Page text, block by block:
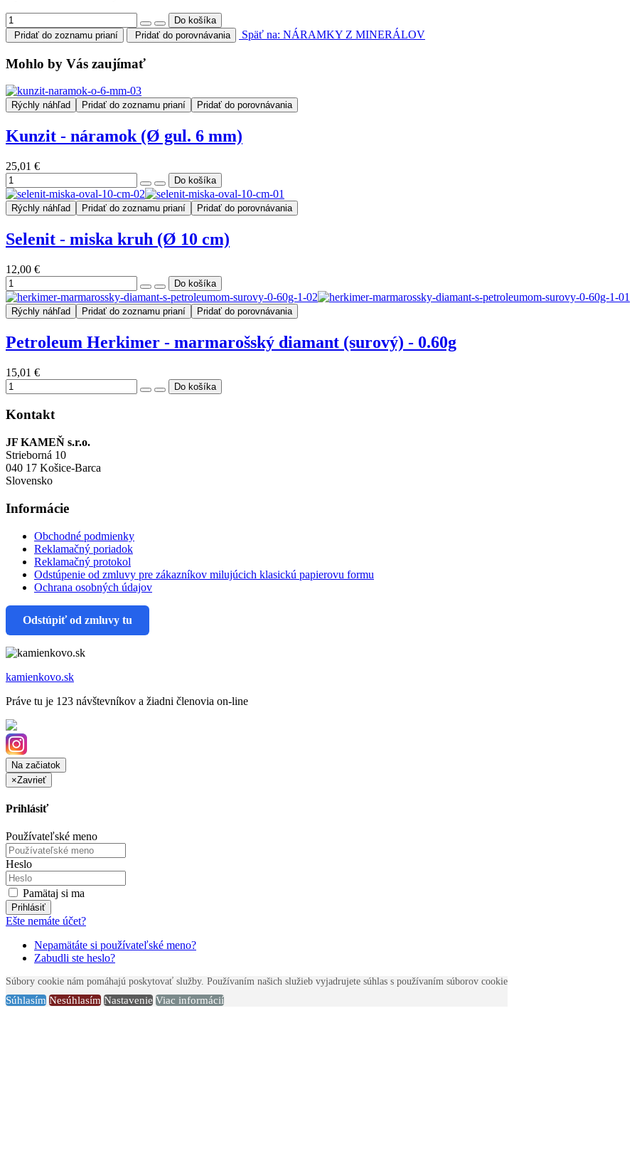
Pridať do zoznamu prianí Pridať do porovnávania Späť na: NÁRAMKY Z MINERÁLOV
Mohlo by Vás zaujímať
Rýchly náhľad Pridať do zoznamu prianí Pridať do porovnávania
Kunzit - náramok (Ø gul. 6 mm)
25,01 €
Rýchly náhľad Pridať do zoznamu prianí Pridať do porovnávania
Selenit - miska kruh (Ø 10 cm)
12,00 €
Rýchly náhľad Pridať do zoznamu prianí Pridať do porovnávania
Petroleum Herkimer - marmarošský diamant (surový) - 0.60g
15,01 €
Kontakt
JF KAMEŇ s.r.o.
Strieborná 10
040 17 Košice-Barca
Slovensko
Informácie
Obchodné podmienky
Reklamačný poriadok
Reklamačný protokol
Odstúpenie od zmluvy pre zákazníkov milujúcich klasickú papierovu formu
Ochrana osobných údajov
Odstúpiť od zmluvy tu
kamienkovo.sk
Práve tu je 123 návštevníkov a žiadni členovia on-line
Na začiatok
×Zavrieť
Prihlásiť
Používateľské meno
Heslo
Pamätaj si ma
Prihlásiť
Ešte nemáte účet?
Nepamätáte si používateľské meno?
Zabudli ste heslo?
Súbory cookie nám pomáhajú poskytovať služby. Používaním našich služieb vyjadrujete súhlas s používaním súborov cookie
Súhlasím Nesúhlasím Nastavenie Viac informácií